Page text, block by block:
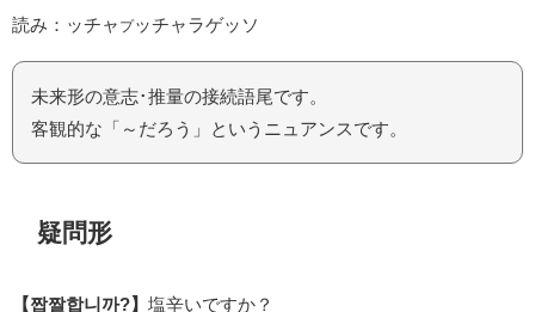
読み：ッチャ プッチャラゲッソ
未来形の意志･推量の接続語尾です。
客観的な「～だろう」というニュアンスです。
疑問形
【짭짤합니까?】 塩辛いですか？